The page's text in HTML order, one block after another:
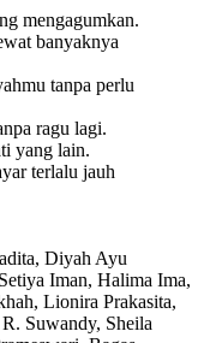
mengagumkan.
banyaknya
tanpa perlu
ragu lagi.
yang lain.
terlalu jauh
Diyah Ayu
Iman, Halima Ima,
Lionira Prakasita,
Suwandy, Sheila